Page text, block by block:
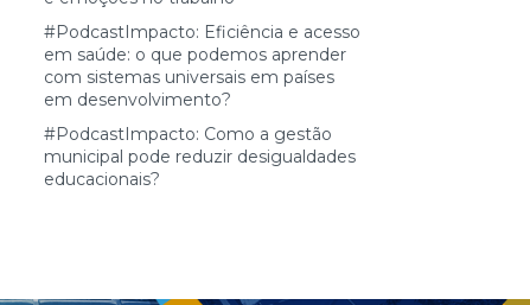
#PodcastImpacto: Eficiência e acesso
em saúde: o que podemos aprender
com sistemas universais em países
em desenvolvimento?
#PodcastImpacto: Como a gestão
municipal pode reduzir desigualdades
educacionais?